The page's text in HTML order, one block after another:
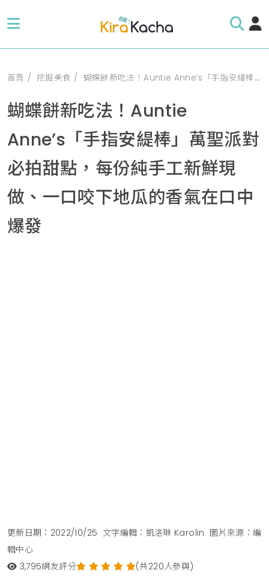
首頁 挖掘美食 蝴蝶餅新吃法！Auntie Anne’s「手指安緹棒」萬聖派對必拍甜點，每份純手工新鮮現做、一口咬下地瓜的香氣在口中爆發
蝴蝶餅新吃法！Auntie
Anne’s「手指安緹棒」萬聖派對
必拍甜點，每份純手工新鮮現
做、一口咬下地瓜的香氣在口中
爆發
更新日期：2022/10/25 文字編輯：凱洛琳 Karolin 圖片來源：編
輯中心
3,795網友評分 (共220人參與)